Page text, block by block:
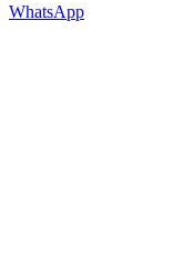
WhatsApp